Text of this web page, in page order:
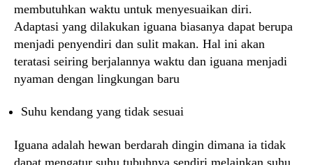
membutuhkan waktu untuk menyesuaikan diri.
Adaptasi yang dilakukan iguana biasanya dapat berupa
menjadi penyendiri dan sulit makan. Hal ini akan
teratasi seiring berjalannya waktu dan iguana menjadi
nyaman dengan lingkungan baru
Suhu kendang yang tidak sesuai
Iguana adalah hewan berdarah dingin dimana ia tidak
dapat mengatur suhu tubuhnya sendiri melainkan suhu